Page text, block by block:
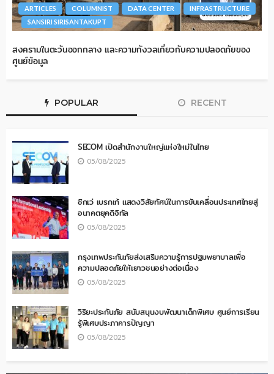
ARTICLES COLUMNIST DATA CENTER
INFRASTRUCTURE
SANSIRI SIRISANTAKUPT
สงครามในตะวันออกกลาง และความกังวลเกี่ยวกับความปลอดภัยของ
ศูนย์ข้อมูล
POPULAR RECENT
SECOM เปิดสำนักงานใหญ่แห่งใหม่ในไทย
05/08/2025
ซิกเว่ เบรกเก้ แสดงวิสัยทัศน์ในการขับเคลื่อนประเทศไทยสู่
อนาคตยุคดิจิทัล
05/08/2025
กรุงเทพประกันภัยส่งเสริมความรู้การปฐมพยาบาลเพื่อ
ความปลอดภัยให้เยาวชนอย่างต่อเนื่อง
05/08/2025
วิริยะประกันภัย สนับสนุนงบพัฒนาเด็กพิเศษ ศูนย์การเรียน
รู้พิเศษประภาคารปัญญา
05/08/2025